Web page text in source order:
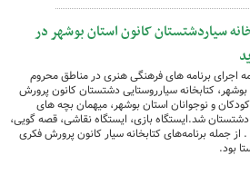
سیاردشتستان کانون استان بوشهر در
اجرای برنامه های فرهنگی هنری در مناطق محروم
بوشهر، کتابخانه سیارروستایی دشتستان کانون پرورش
و نوجوانان استان بوشهر، میهمان بچه های
شد.ایستگاه بازی، ایستگاه نقاشی، قصه گویی،
برنامه‌های کتابخانه سیار کانون پرورش فکری
بود.